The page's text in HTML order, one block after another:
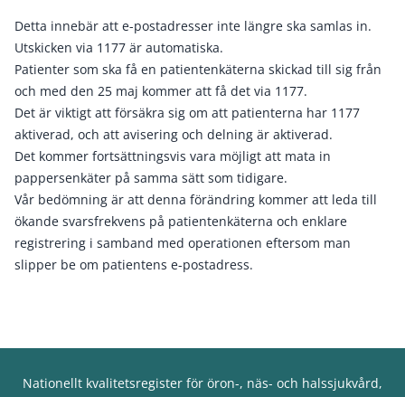
Detta innebär att e-postadresser inte längre ska samlas in.
Utskicken via 1177 är automatiska.
Patienter som ska få en patientenkäterna skickad till sig från
och med den 25 maj kommer att få det via 1177.
Det är viktigt att försäkra sig om att patienterna har 1177
aktiverad, och att avisering och delning är aktiverad.
Det kommer fortsättningsvis vara möjligt att mata in
pappersenkäter på samma sätt som tidigare.
Vår bedömning är att denna förändring kommer att leda till
ökande svarsfrekvens på patientenkäterna och enklare
registrering i samband med operationen eftersom man
slipper be om patientens e-postadress.
Nationellt kvalitetsregister för öron-, näs- och halssjukvård,